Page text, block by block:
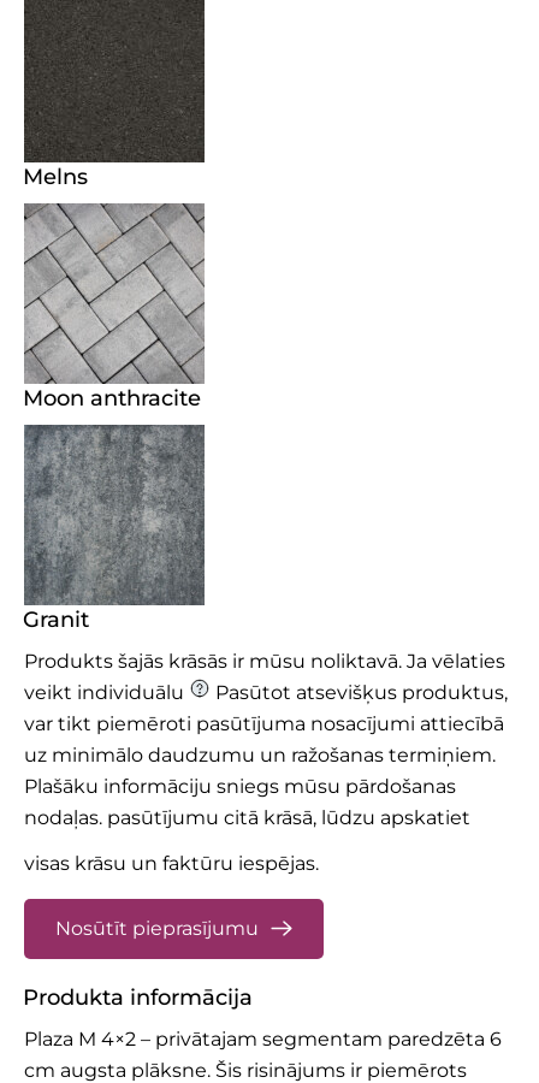
Melns
Moon anthracite
Granit
Produkts šajās krāsās ir mūsu noliktavā. Ja vēlaties
veikt individuālu
Pasūtot atsevišķus produktus,
var tikt piemēroti pasūtījuma nosacījumi attiecībā
uz minimālo daudzumu un ražošanas termiņiem.
Plašāku informāciju sniegs mūsu pārdošanas
nodaļas. pasūtījumu citā krāsā, lūdzu apskatiet
visas krāsu un faktūru iespējas.
Nosūtīt pieprasījumu
Produkta informācija
Plaza M 4×2 – privātajam segmentam paredzēta 6
cm augsta plāksne. Šis risinājums ir piemērots